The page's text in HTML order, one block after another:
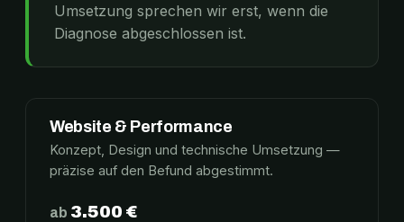
Umsetzung sprechen wir erst, wenn die
Diagnose abgeschlossen ist.
Website & Performance
Konzept, Design und technische Umsetzung —
präzise auf den Befund abgestimmt.
ab 3.500 €